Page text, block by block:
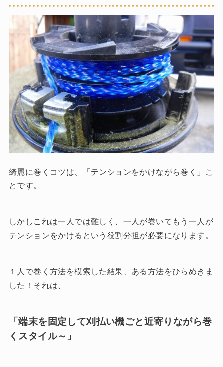
綺麗に巻くコツは、「テンションをかけながら巻く」こ
とです。
しかしこれは一人では難しく、一人が巻いてもう一人が
テンションをかけるという役割分担が必要になります。
１人で巻く方法を模索した結果、ある方法をひらめきま
した！それは、
「端末を固定して刈払い機ごと近寄りながら巻
くスタイル～」